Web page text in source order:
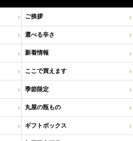
ご挨拶
選べる辛さ
新着情報
ここで買えます
季節限定
丸屋の瓶もの
ギフトボックス